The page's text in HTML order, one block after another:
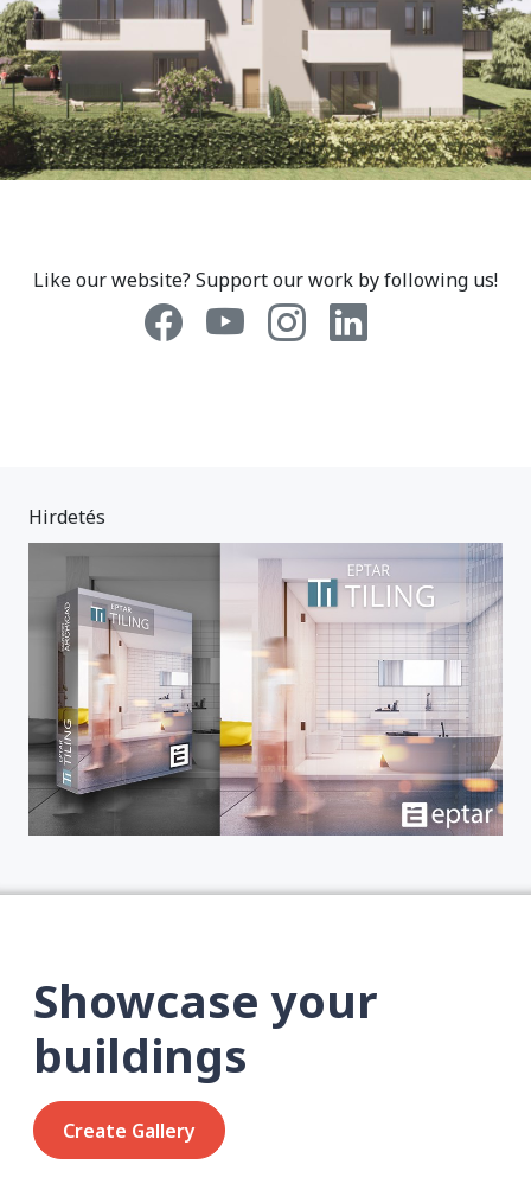
Like our website? Support our work by following us!
Hirdetés
Showcase your
buildings
Create Gallery